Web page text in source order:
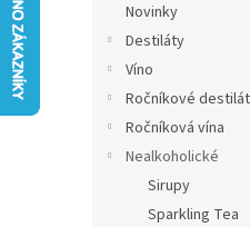
Novinky
Destiláty
Víno
Ročníkové
Ročníková vína
Nealkoholické
Sirupy
Sparkling Tea